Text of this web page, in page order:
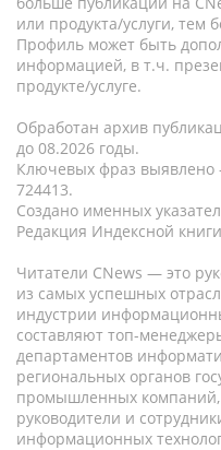
или продукта/услуги,
Профиль может быть
информацией, в т.ч.
продукте/услуге.
Обработан архив
до 08.2026 годы.
Ключевых фраз выявлено
724413.
Создано именных
Редакция Индексной
Читатели CNews — это
из самых успешных
индустрии
составляют топ-
департаментов
региональных органов
промышленных компаний,
руководители и
информационных